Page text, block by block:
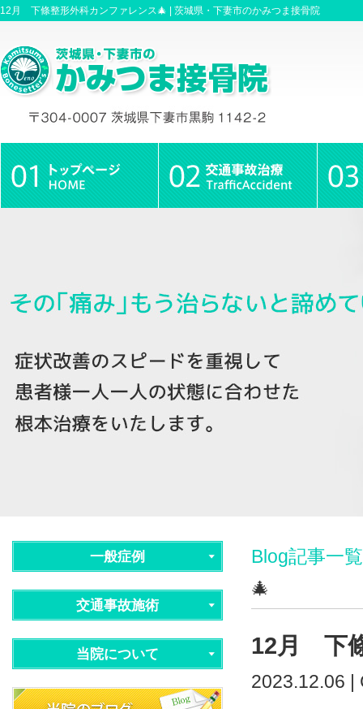
12月 下條整形外科カンファレンス🎄 | 茨城県・下妻市のかみつま接骨院
Blog記事一覧
🎄
12月 下
2023.12.06
一般症例
交通事故施術
当院について